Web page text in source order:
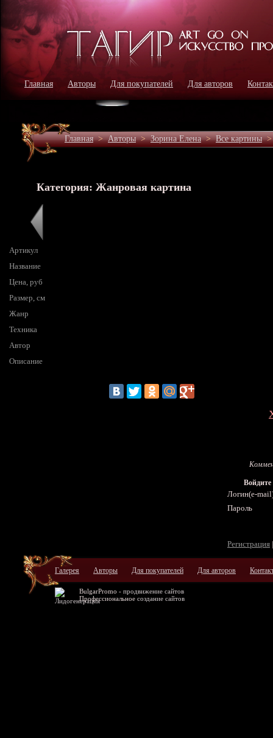
Главная Авторы Для покупателей Для авторов
Главная>Авторы>Зорина Елена>Все картины
Категория: Жанровая картина
Артикул
Название
Цена, руб
Размер, см
Жанр
Техника
Автор
Описание
Логин(e-
Пароль
Регистрация
Галерея Авторы Для покупателей Для авторов
BulgarPromo - продвижение сайтов
Профессиональное создание сайтов